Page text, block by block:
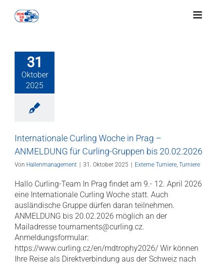
Inhalt
31
Oktober
2025
Internationale Curling Woche in Prag –
ANMELDUNG für Curling-Gruppen bis 20.02.2026
Von Hallenmanagement 31. Oktober 2025 Externe Turniere, Turniere
Hallo Curling-Team In Prag findet am 9.- 12. April 2026
eine Internationale Curling Woche statt. Auch
ausländische Gruppe dürfen daran teilnehmen.
ANMELDUNG bis 20.02.2026 möglich an der
Mailadresse tournaments@curling.cz.
Anmeldungsformular:
https://www.curling.cz/en/mdtrophy2026/ Wir können
Ihre Reise als Direktverbindung aus der Schweiz nach